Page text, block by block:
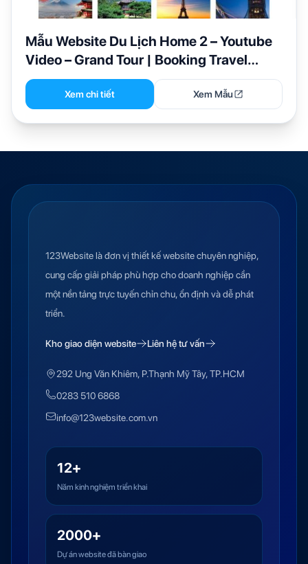
Mẫu Website Du Lịch Home 2 – Youtube
Video – Grand Tour | Booking Travel
Wordpress
Xem chi tiết Xem Mẫu
123Website là đơn vị thiết kế website chuyên nghiệp,
cung cấp giải pháp phù hợp cho doanh nghiệp cần
một nền tảng trực tuyến chỉn chu, ổn định và dễ phát
triển.
Kho giao diện website Liên hệ tư vấn
292 Ung Văn Khiêm, P.Thạnh Mỹ Tây, TP.HCM
0283 510 6868
info@123website.com.vn
12+
Năm kinh nghiệm triển khai
2000+
Dự án website đã bàn giao